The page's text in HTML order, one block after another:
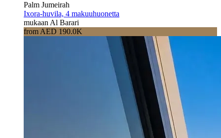
Palm Jumeirah
Ixora-huvila, 4 makuuhuonetta
mukaan Al Barari
from AED 190.0K